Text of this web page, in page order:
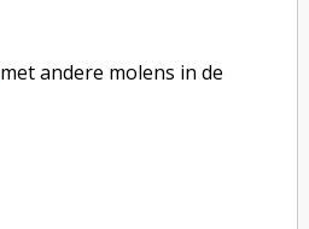
met andere molens in de